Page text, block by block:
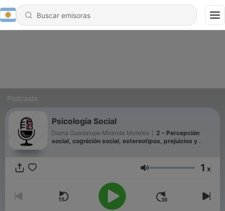
Podcasts
Psicología Social
Diana Guadalupe Miranda Moreles
2 - Percepción
social, cognición social, estereotipos, prejuicios y
Volumen 1 x